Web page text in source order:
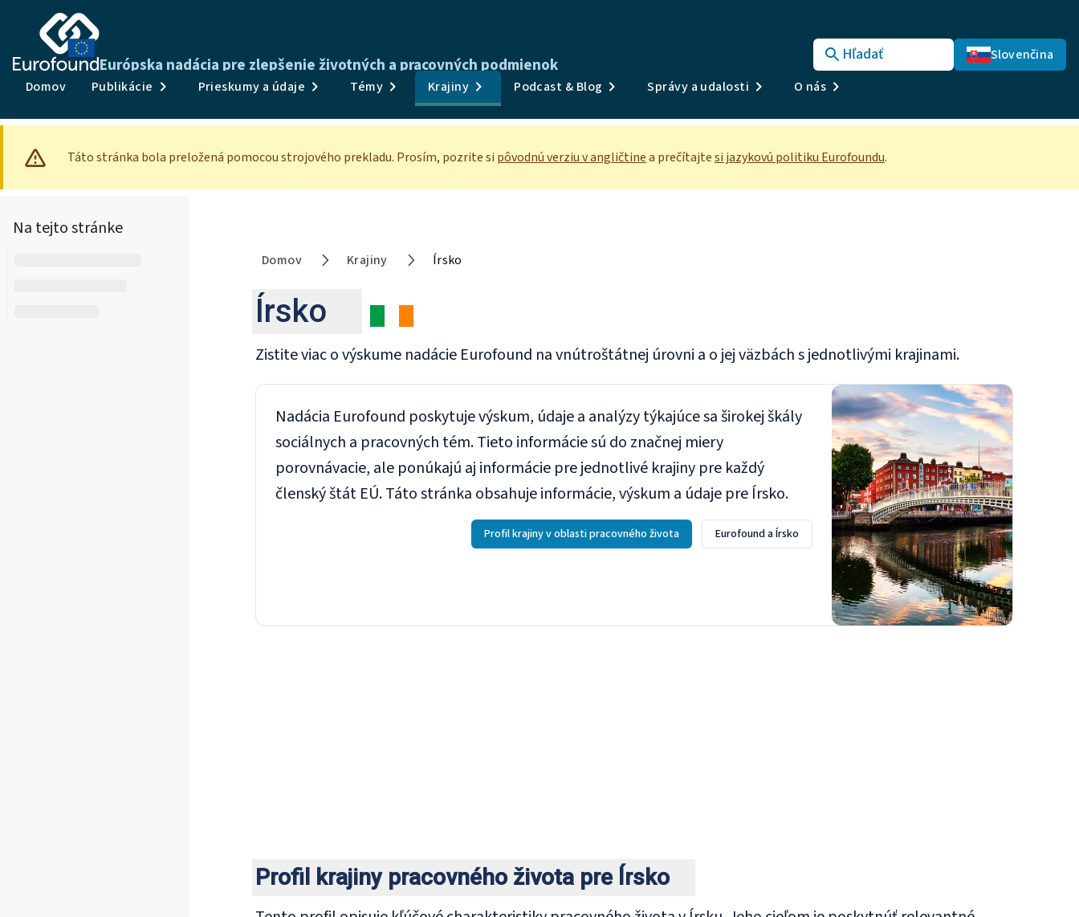
Európska nadácia pre zlepšenie životných a pracovných podmienok Hľadať
Slovenčina
Domov
Publikácie Prieskumy a údaje Témy Krajiny Podcast & Blog Správy a udalosti O nás
Publikácie
Prieskumy a údaje
Témy
Krajiny
Táto stránka bola preložená pomocou strojového prekladu. Prosím, pozritesi pôvodnú verziu v angličtinea prečítajtesi jazykovú politiku Eurofoundu.
Na tejto stránke
Domov Krajiny Írsko
Írsko
Zistite viac o výskume nadácie Eurofound na vnútroštátnej úrovni a o jej väzbách s jednotlivými krajinami.
Nadácia Eurofound poskytuje výskum, údaje a analýzy týkajúce sa širokej škály
sociálnych a pracovných tém. Tieto informácie sú do značnej miery
porovnávacie, ale ponúkajú aj informácie pre jednotlivé krajiny pre každý
členský štát EÚ. Táto stránka obsahuje informácie, výskum a údaje pre Írsko.
Profil krajiny v oblasti pracovného života Eurofound a Írsko
Profil krajiny pracovného života pre Írsko